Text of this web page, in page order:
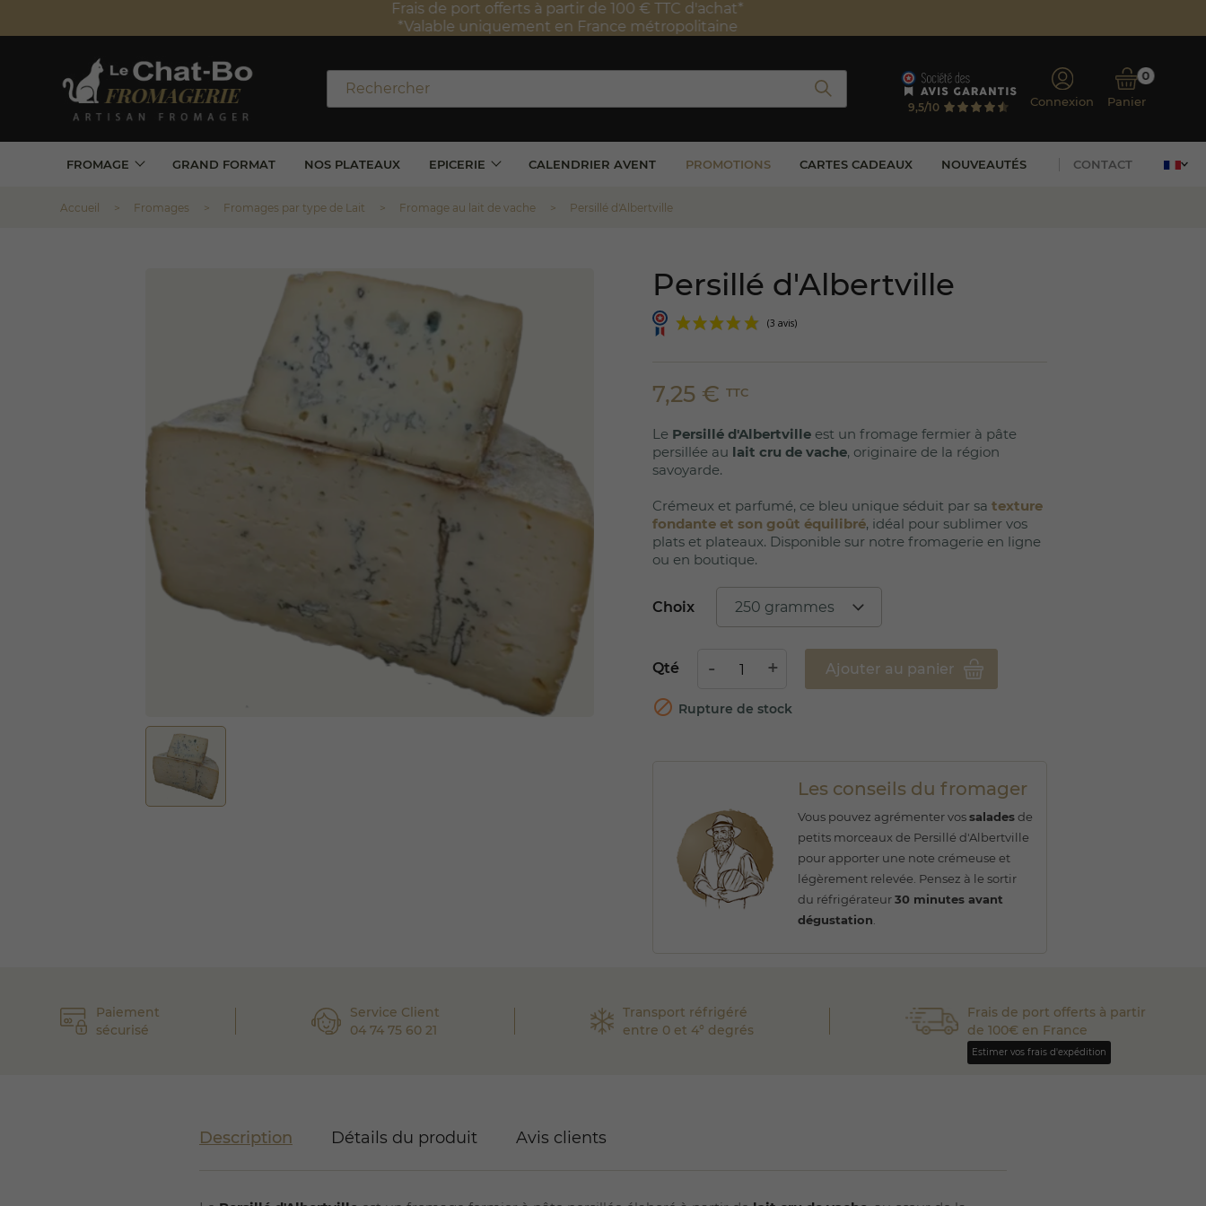
Frais de port offerts à partir de 100 € TTC d'achat*
*Valable uniquement en France métropolitaine
9,5/10 Connexion Panier
0
FROMAGE GRAND FORMAT NOS PLATEAUX EPICERIE CALENDRIER AVENT PROMOTIONS CARTES CADEAUX NOUVEAUTÉS CONTACT
Accueil Fromages Fromages par type de Lait Fromage au lait de vache Persillé d'Albertville
Paiement
sécurisé
Service Client
04 74 75 60 21
Transport réfrigéré
entre 0 et 4° degrés
Frais de port offerts à partir
de 100€ en France
Estimer vos frais d'expédition
Description Détails du produit Avis clients
Persillé d'Albertville
7,25 € TTC
Le Persillé d'Albertville est un fromage fermier à pâte
persillée au lait cru de vache, originaire de la région
savoyarde.
Crémeux et parfumé, ce bleu unique séduit par sa texture
fondante et son goût équilibré, idéal pour sublimer vos
plats et plateaux. Disponible sur notre fromagerie en ligne
ou en boutique.
Choix
Qté Ajouter au panier
 Rupture de stock
Les conseils du fromager
Vous pouvez agrémenter vossaladesde
petits morceaux de Persillé d'Albertville
pour apporter une note crémeuse et
légèrement relevée. Pensez à le sortir
du réfrigérateur30 minutes avant
dégustation